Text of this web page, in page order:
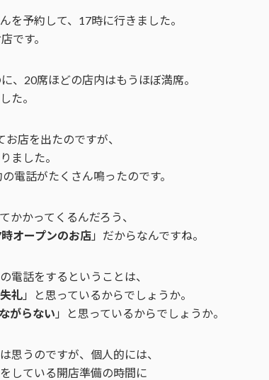
を予約して、17時に行きました。
です。
、20席ほどの店内はもうほぼ満席。
た。
店を出たのですが、
ました。
電話がたくさん鳴ったのです。
かかってくるんだろう、
オープンのお店 」だからなんですね。
電話をするということは、
礼 」と思っているからでしょうか。
がらない 」と思っているからでしょうか。
思うのですが、個人的には、
している開店準備の時間に